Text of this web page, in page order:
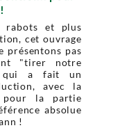
rabots et plus
cet ouvrage
présentons pas
"tirer notre
qui a fait un
avec la
la partie
absolue
!